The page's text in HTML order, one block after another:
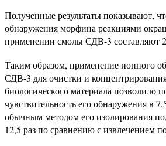
Полученные результаты показывают,
обнаружения морфина реакциями
применении смолы СДВ-3 составляют
Таким образом, применение ионного
СДВ-3 для очистки и
биологического материала позволило
чувствительность его обнаружения в
обычным методом его изолирования
12,5 раз по сравнению с извлечением